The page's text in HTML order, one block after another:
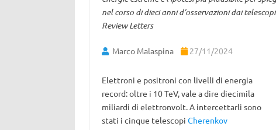
nel corso di dieci anni d’osservazioni dai
Review Letters
Marco Malaspina 27/11/2024
Elettroni e positroni con livelli di energia
record: oltre i 10 TeV, vale a dire diecimila
miliardi di elettronvolt. A intercettarli sono
stati i cinque telescopi Cherenkov